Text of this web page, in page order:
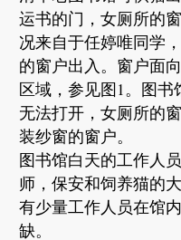
运书的门，女厕所的
况来自于任婷唯同学
的窗户出入。窗户面
区域，参见图1。图书
无法打开，女厕所的
装纱窗的窗户。
图书馆白天的工作人
师，保安和饲养猫的
有少量工作人员在馆
缺。